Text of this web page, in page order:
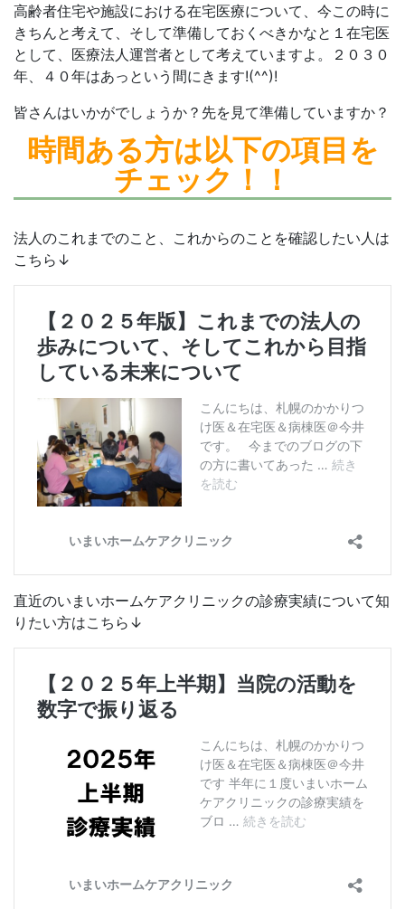
高齢者住宅や施設における在宅医療について、今この時に
きちんと考えて、そして準備しておくべきかなと１在宅医
として、医療法人運営者として考えていますよ。２０３０
年、４０年はあっという間にきます!(^^)!
皆さんはいかがでしょうか？先を見て準備していますか？
時間ある方は以下の項目を
チェック！！
法人のこれまでのこと、これからのことを確認したい人は
こちら↓
直近のいまいホームケアクリニックの診療実績について知
りたい方はこちら↓